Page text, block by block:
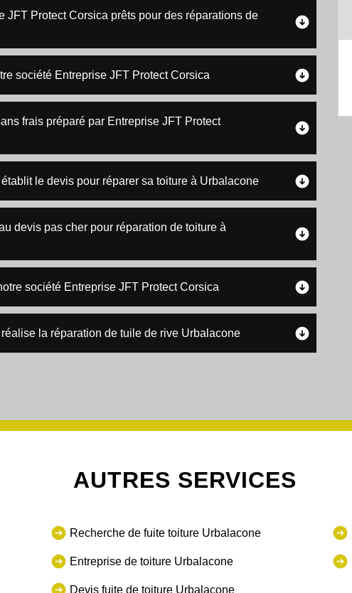
JFT Protect Corsica prêts pour des réparations de
société Entreprise JFT Protect Corsica
frais préparé par Entreprise JFT Protect
le devis pour réparer sa toiture à Urbalacone
devis pas cher pour réparation de toiture à
société Entreprise JFT Protect Corsica
la réparation de tuile de rive Urbalacone
AUTRES SERVICES
Recherche de fuite toiture Urbalacone
Entreprise de toiture Urbalacone
Devis fuite de toiture Urbalacone